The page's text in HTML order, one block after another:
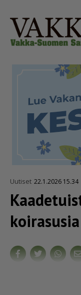
Uutiset 22.1.2026 15.34
koirasusia